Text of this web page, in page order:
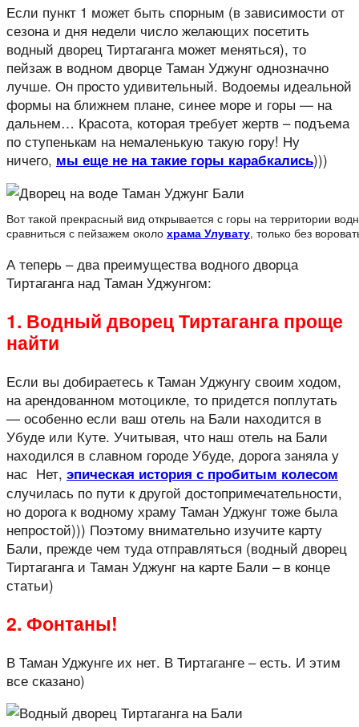
Если пункт 1 может быть спорным (в зависимости от
сезона и дня недели число желающих посетить
водный дворец Тиртаганга может меняться), то
пейзаж в водном дворце Таман Уджунг однозначно
лучше. Он просто удивительный. Водоемы идеальной
формы на ближнем плане, синее море и горы — на
дальнем… Красота, которая требует жертв – подъема
по ступенькам на немаленькую такую гору! Ну
ничего, мы еще не на такие горы карабкались)))
Вот такой прекрасный вид открывается с горы на территории
сравниться с пейзажем около храма Улувату, только без
А теперь – два преимущества водного дворца
Тиртаганга над Таман Уджунгом:
1. Водный дворец Тиртаганга проще
найти
Если вы добираетесь к Таман Уджунгу своим ходом,
на арендованном мотоцикле, то придется поплутать
— особенно если ваш отель на Бали находится в
Убуде или Куте. Учитывая, что наш отель на Бали
находился в славном городе Убуде, дорога заняла у
нас Нет, эпическая история с пробитым колесом
случилась по пути к другой достопримечательности,
но дорога к водному храму Таман Уджунг тоже была
непростой))) Поэтому внимательно изучите карту
Бали, прежде чем туда отправляться (водный дворец
Тиртаганга и Таман Уджунг на карте Бали – в конце
статьи)
2. Фонтаны!
В Таман Уджунге их нет. В Тиртаганге – есть. И этим
все сказано)